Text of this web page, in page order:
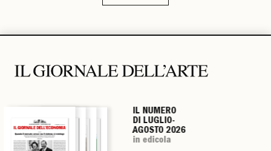
IL NUMERO
DI LUGLIO-
AGOSTO 2026
in edicola
IL NUMERO
DI LUGLIO-
AGOSTO 2026
in edicola
IL NUMERO
DI LUGLIO-
AGOSTO 2026
in edicola
IL NUMERO
DI LUGLIO-
AGOSTO 2026
in edicola